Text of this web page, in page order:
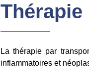
La thérapie par
inflammatoires et